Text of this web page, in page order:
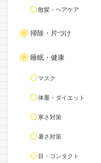
散髪・ヘアケア
掃除・片づけ
睡眠・健康
マスク
体重・ダイエット
寒さ対策
暑さ対策
目・コンタクト